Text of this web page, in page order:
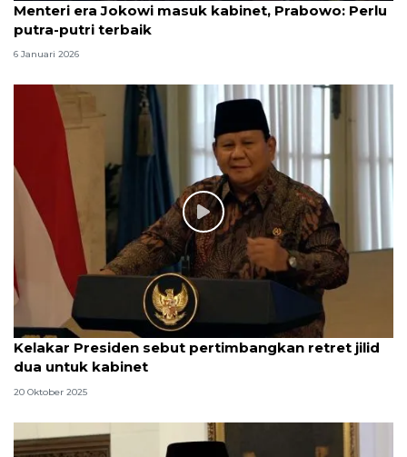
Menteri era Jokowi masuk kabinet, Prabowo: Perlu
putra-putri terbaik
6 Januari 2026
Kelakar Presiden sebut pertimbangkan retret jilid
dua untuk kabinet
20 Oktober 2025